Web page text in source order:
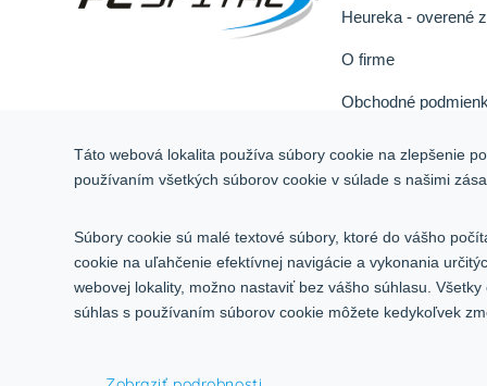
Heureka - overené
O firme
Obchodné
Odstúpiť od zmluvy
Kontakt
Táto webová lokalita používa súbory cookie na zlepšenie
používaním všetkých súborov cookie v súlade s našimi
Súbory cookie sú malé textové súbory, ktoré do vášho
cookie na uľahčenie efektívnej navigácie a vykonania
webovej lokality, možno nastaviť bez vášho súhlasu.
súhlas s používaním súborov cookie môžete kedykoľvek